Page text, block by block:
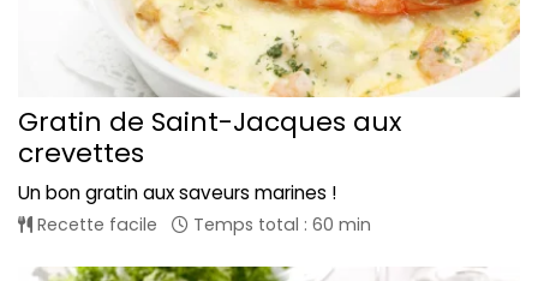
Gratin de Saint-Jacques aux
crevettes
Un bon gratin aux saveurs marines !
Recette facile Temps total : 60 min